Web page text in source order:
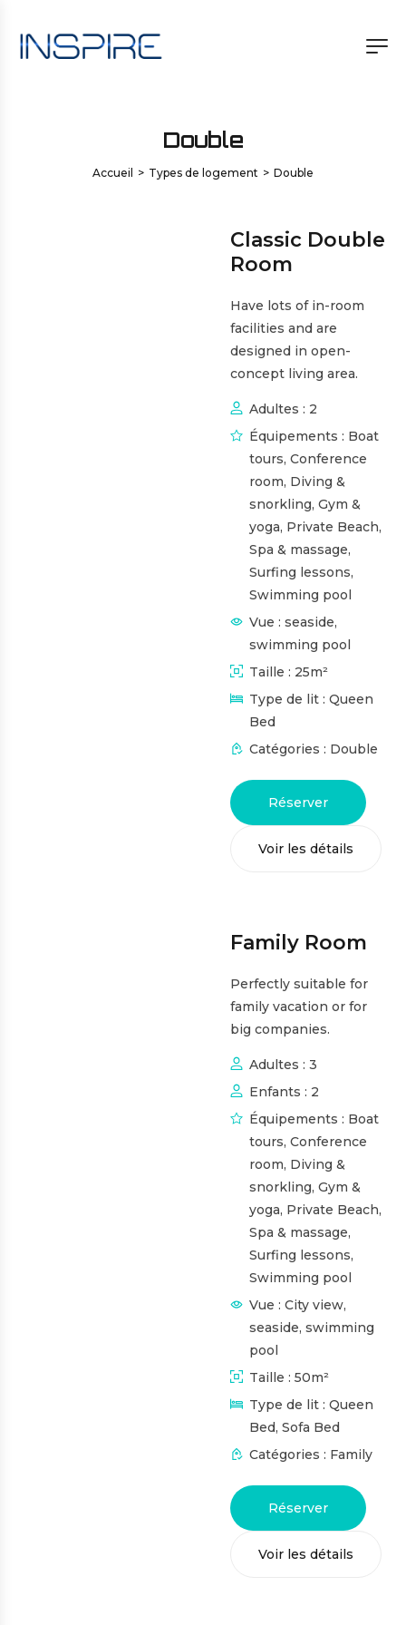
Double
Accueil > Types de logement > Double
Classic Double
Room
Have lots of in-room
facilities and are
designed in open-
concept living area.
Adultes : 2
Équipements : Boat
tours, Conference
room, Diving &
snorkling, Gym &
yoga, Private Beach,
Spa & massage,
Surfing lessons,
Swimming pool
Vue : seaside,
swimming pool
Taille : 25m²
Type de lit : Queen
Bed
Catégories : Double
Réserver
Voir les détails
Family Room
Perfectly suitable for
family vacation or for
big companies.
Adultes : 3
Enfants : 2
Équipements : Boat
tours, Conference
room, Diving &
snorkling, Gym &
yoga, Private Beach,
Spa & massage,
Surfing lessons,
Swimming pool
Vue : City view,
seaside, swimming
pool
Taille : 50m²
Type de lit : Queen
Bed, Sofa Bed
Catégories : Family
Réserver
Voir les détails